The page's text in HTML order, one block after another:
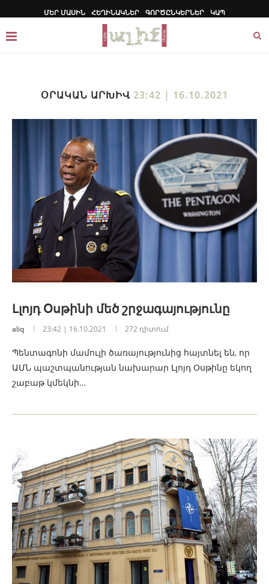
ՄԵՐ ՄԱՍԻՆ ՀԵՂԻՆԱԿՆԵՐ ԳՈՐԾԸՆԿԵՐՆԵՐ ԿԱՊ
ՕՐԱԿԱՆ ԱՐԽԻՎ 23:42 | 16.10.2021
Լլոյդ Օսթինի մեծ շրջագայությունը
aliq 23:42 | 16.10.2021 272 դիտում
Պենտագոնի մամուլի ծառայությունից հայտնել են, որ
ԱՄՆ պաշտպանության նախարար Լլոյդ Օսթինը եկող
շաբաթ կմեկնի…